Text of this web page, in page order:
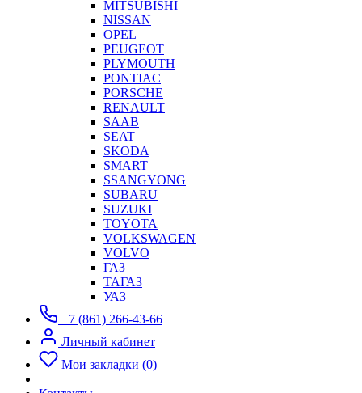
MITSUBISHI
NISSAN
OPEL
PEUGEOT
PLYMOUTH
PONTIAC
PORSCHE
RENAULT
SAAB
SEAT
SKODA
SMART
SSANGYONG
SUBARU
SUZUKI
TOYOTA
VOLKSWAGEN
VOLVO
ГАЗ
ТАГАЗ
УАЗ
+7 (861) 266-43-66
Личный кабинет
Мои закладки (0)